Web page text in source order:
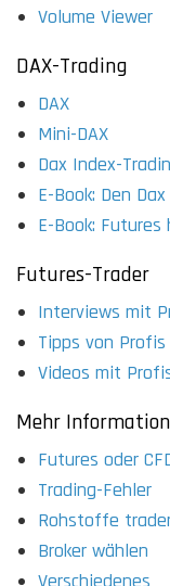
Volume Viewer
DAX-Trading
DAX
Mini-DAX
Dax Index-
E-Book: Den
E-Book: Futures
Futures-Trader
Interviews mit
Tipps von Profis
Videos mit
Mehr Information
Futures oder
Trading-Fehler
Rohstoffe
Broker wählen